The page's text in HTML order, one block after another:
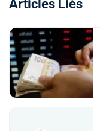
Articles Liés